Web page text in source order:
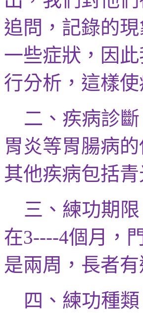
追問，記錄的
一些症狀，因
行分析，這樣
二、疾病診
胃炎等胃腸病的
其他疾病包括
三、練功期限
在3----4個月，
是兩周，長者
四、練功種